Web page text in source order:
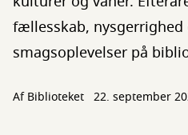
fællesskab, nysgerrighed
smagsoplevelser på
Af Biblioteket 22. september